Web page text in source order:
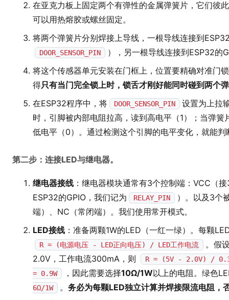
在亚克力板上固定两个有弹性的金属弹簧片，它们彼
可以用热熔胶或螺丝固定。
将两个弹簧片分别焊接上导线，一根导线连接到
DOOR_SENSOR_PIN
），另一根导线连接到ESP32的
将这个传感器单元安装在门框上，位置要精确对准门
得只有当门完全锁上时，锁舌才刚好能同时碰到两个
在ESP32程序中，将
DOOR_SENSOR_PIN
设置为上拉
时，引脚被内部电阻拉高，读到高电平（1）；当弹
低电平（0）。通过检测这个引脚的电平变化，就能判
第二步：连接LED与继电器。
继电器接线 ：继电器模块通常有3个控制端：VCC（
ESP32的GPIO，我们记为
RELAY_PIN
）。以及3个
端）、NC（常闭端）。我们使用常开模式。
LED接线 ：准备两颗1W的LED（一红一绿）。每颗
R = (电源电压 - LED正向电压) / LED工作电流
。假
2.0V，工作电流300mA，则
R = (5V - 2.0V) /
= 0.9W
，因此需要选择10Ω/1W以上的电阻。绿色
6Ω/1W 。 务必为每颗LED独立计算并焊接限流电阻，